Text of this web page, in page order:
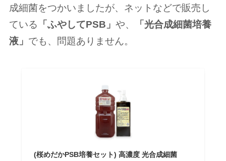
成細菌をつかいましたが、ネットなどで販売し
ている 「ふやしてPSB」 や、
「光合成細菌培養
液」 でも、問題ありません。
(桜めだかPSB培養セット) 高濃度 光合成細菌